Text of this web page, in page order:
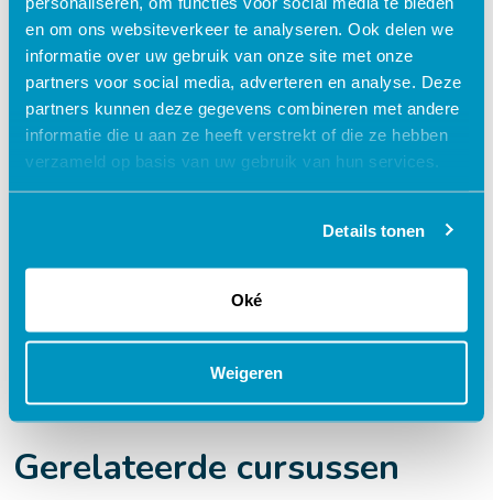
en om ons websiteverkeer te analyseren. Ook delen we
informatie over uw gebruik van onze site met onze
partners voor social media, adverteren en analyse. Deze
partners kunnen deze gegevens combineren met andere
informatie die u aan ze heeft verstrekt of die ze hebben
verzameld op basis van uw gebruik van hun services.
Details tonen
Oké
Weigeren
e-learning?
Flexibel – leer op je eigen manier en tempo
Praktijkgericht – ontwikkeld samen met
zorgprofessionals
Interactieve en aantrekkelijke leermethoden
Accreditatiepunten worden automatisch
Gerelateerde cursussen